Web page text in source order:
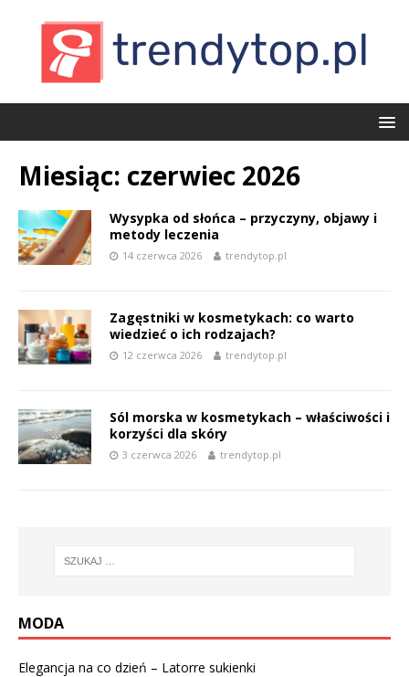
Miesiąc: czerwiec 2026
Wysypka od słońca – przyczyny, objawy i
metody leczenia
14 czerwca 2026 trendytop.pl
Zagęstniki w kosmetykach: co warto
wiedzieć o ich rodzajach?
12 czerwca 2026 trendytop.pl
Sól morska w kosmetykach – właściwości i
korzyści dla skóry
3 czerwca 2026 trendytop.pl
MODA
Elegancja na co dzień – Latorre sukienki